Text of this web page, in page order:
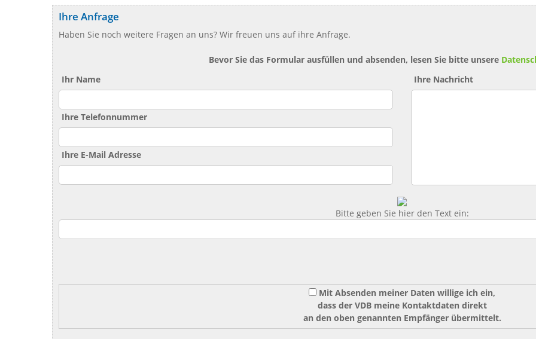
Ihre Anfrage
Haben Sie noch weitere Fragen an uns? Wir freuen uns auf ihre Anfrage.
Bevor Sie das Formular ausfüllen und absenden, lesen Sie bitte unsere
Ihr Name
Ihre Telefonnummer
Ihre E-Mail Adresse
Ihre Nachricht
Bitte geben Sie hier den Text ein:
Mit Absenden meiner Daten willige ich ein,
dass der VDB meine Kontaktdaten direkt
an den oben genannten Empfänger übermittelt.